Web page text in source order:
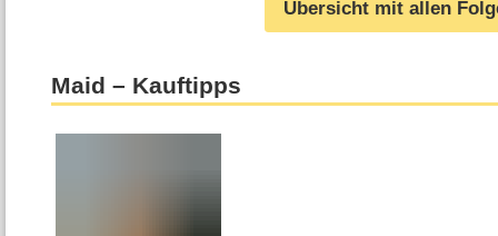
Übersicht mit allen
Maid – Kauftipps